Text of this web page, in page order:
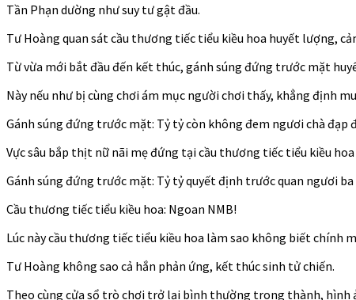
Tần Phạn dường như suy tư gật đầu.
Tư Hoàng quan sát cầu thương tiếc tiểu kiều hoa huyết lượng,
Từ vừa mới bắt đầu đến kết thúc, gánh súng đứng trước mặt
Này nếu như bị cùng chơi ám mục người chơi thấy, khẳng định
Gánh súng đứng trước mặt: Tỷ tỷ còn không đem ngươi chà
Vực sâu bắp thịt nữ nãi mẹ đứng tại cầu thương tiếc tiểu kiều
Gánh súng đứng trước mặt: Tỷ tỷ quyết định trước quan ngươi
Cầu thương tiếc tiểu kiều hoa: Ngoan NMB!
Lúc này cầu thương tiếc tiểu kiều hoa làm sao không biết chính
Tư Hoàng không sao cả hắn phản ứng, kết thúc sinh tử chiến.
Theo cùng cửa sổ trò chơi trở lại bình thường trong thành,